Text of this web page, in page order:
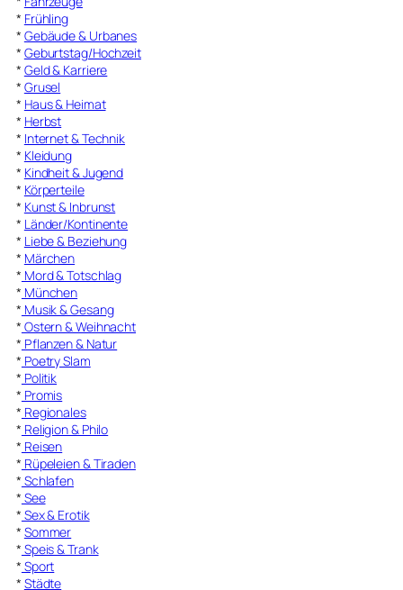
* Frühling
* Gebäude & Urbanes
* Geburtstag/Hochzeit
* Geld & Karriere
* Grusel
* Haus & Heimat
* Herbst
* Internet & Technik
* Kleidung
* Kindheit & Jugend
* Körperteile
* Kunst & Inbrunst
* Länder/Kontinente
* Liebe & Beziehung
* Märchen
* Mord & Totschlag
* München
* Musik & Gesang
* Ostern & Weihnacht
* Pflanzen & Natur
* Poetry Slam
* Politik
* Promis
* Regionales
* Religion & Philo
* Reisen
* Rüpeleien & Tiraden
* Schlafen
* See
* Sex & Erotik
* Sommer
* Speis & Trank
* Sport
* Städte